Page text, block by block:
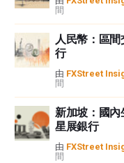
間
人民幣：區
行
由 FXStreet
間
新加坡：國內
星展銀行
由 FXStreet
間